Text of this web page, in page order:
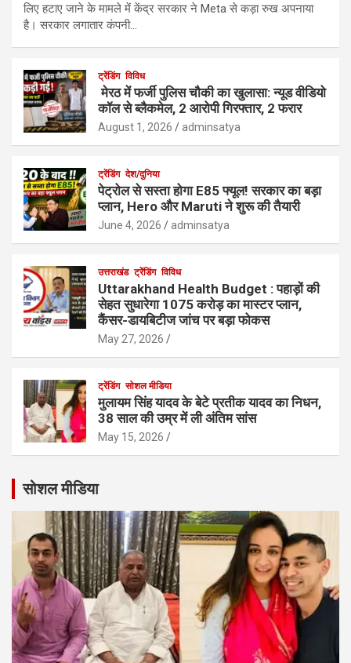
लिए हटाए जाने के मामले में केंद्र सरकार ने Meta से कड़ा रुख अपनाया
है। सरकार लगातार कंपनी…
ट्रेंडिंग विविध
मेरठ में फर्जी पुलिस चौकी का खुलासा: न्यूड वीडियो
कॉल से ब्लैकमेल, 2 आरोपी गिरफ्तार, 2 फरार
August 1, 2026 adminsatya
ट्रेंडिंग देश/दुनिया
पेट्रोल से सस्ता होगा E85 फ्यूल! सरकार का बड़ा
प्लान, Hero और Maruti ने शुरू की तैयारी
June 4, 2026 adminsatya
उत्तराखंड ट्रेंडिंग विविध
Uttarakhand Health Budget : पहाड़ों की
सेहत सुधारेगा 1075 करोड़ का मास्टर प्लान,
कैंसर-डायबिटीज जांच पर बड़ा फोकस
May 27, 2026
ट्रेंडिंग सोशल मीडिया
मुलायम सिंह यादव के बेटे प्रतीक यादव का निधन,
38 साल की उम्र में ली अंतिम सांस
May 15, 2026
सोशल मीडिया